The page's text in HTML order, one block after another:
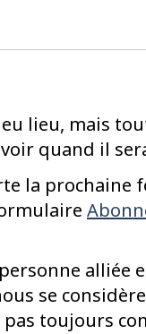
lieu, mais
quand il
la prochaine
alliée
se
pas toujours